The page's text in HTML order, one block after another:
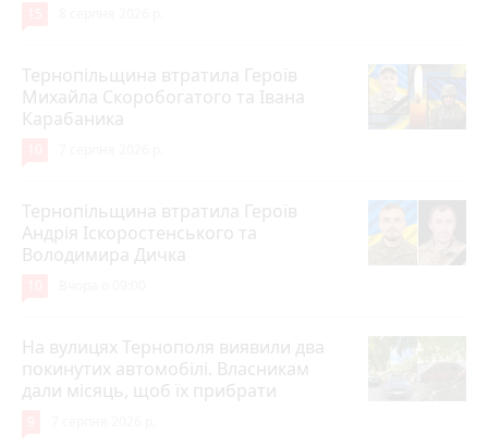
Тернопільщина втратила Героїв
Михайла Скоробогатого та Івана
Карабаника
Тернопільщина втратила Героїв
Андрія Іскоростенського та
Володимира Дичка
На вулицях Тернополя виявили два
покинутих автомобілі. Власникам
дали місяць, щоб їх прибрати